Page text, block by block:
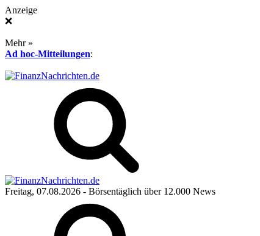
Anzeige
❌
Mehr »
Ad hoc-Mitteilungen:
Freitag, 07.08.2026 - Börsentäglich über 12.000 News